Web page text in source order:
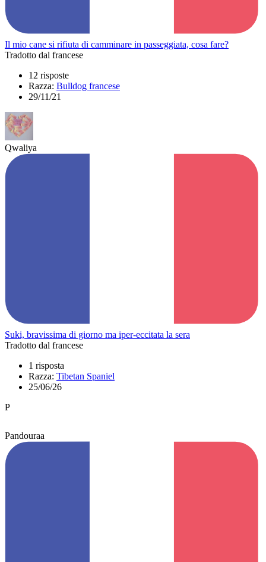
Il mio cane si rifiuta di camminare in passeggiata, cosa fare?
Tradotto dal francese
12 risposte
Razza: Bulldog francese
29/11/21
Qwaliya
Suki, bravissima di giorno ma iper-eccitata la sera
Tradotto dal francese
1 risposta
Razza: Tibetan Spaniel
25/06/26
P
Pandouraa